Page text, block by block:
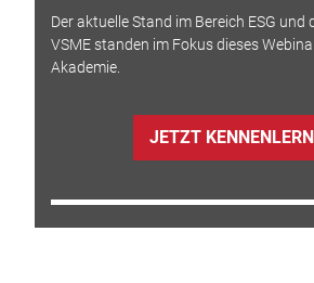
Der aktuelle Stand im Bereich ESG und
VSME standen im Fokus dieses
Akademie.
JETZT